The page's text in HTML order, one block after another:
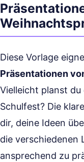
Diese Vorlage
Präsentationen
Vielleicht planst
Schulfest? Die
dir, deine Ideen
die verschiedenen
ansprechend zu